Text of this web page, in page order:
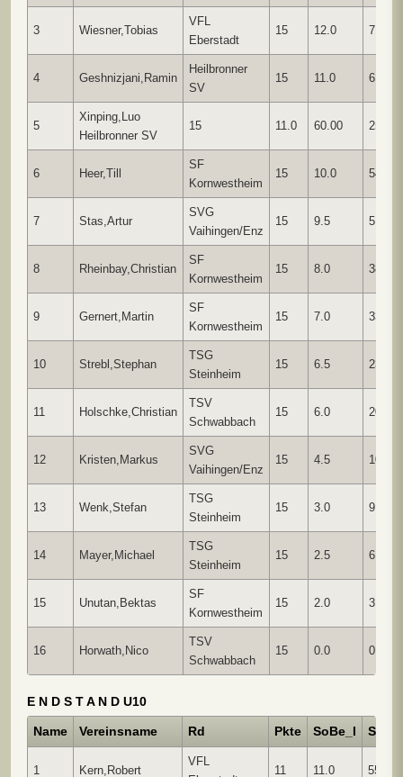
3 Wiesner,Tobias
VFL
Eberstadt
15 12.0 71.00
4 Geshnizjani,Ramin
Heilbronner
SV
15 11.0 61.50
5
Xinping,Luo
Heilbronner SV
15 11.0 60.00
6 Heer,Till
SF
Kornwestheim
15 10.0 54.50
7 Stas,Artur
SVG
Vaihingen/Enz
15 9.5 51.25
8 Rheinbay,Christian
SF
Kornwestheim
15 8.0 38.50
9 Gernert,Martin
SF
Kornwestheim
15 7.0 33.50
10 Strebl,Stephan
TSG
Steinheim
15 6.5 23.75
11 Holschke,Christian
TSV
Schwabbach
15 6.0 20.00
12 Kristen,Markus
SVG
Vaihingen/Enz
15 4.5 10.75
13 Wenk,Stefan
TSG
Steinheim
15 3.0 9.50
14 Mayer,Michael
TSG
Steinheim
15 2.5 6.75
15 Unutan,Bektas
SF
Kornwestheim
15 2.0 3.00
16 Horwath,Nico
TSV
Schwabbach
15 0.0 0.00
E N D S T A N D U10
Name Vereinsname Rd Pkte SoBe_I
1 Kern,Robert
VFL
11 11.0 55.00